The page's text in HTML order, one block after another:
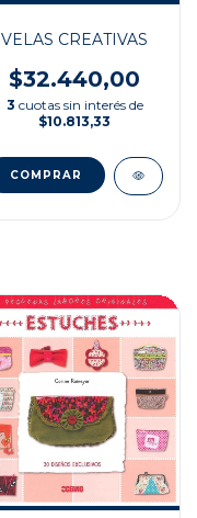
VELAS CREATIVAS
$32.440,00
3 cuotas sin interés de
$10.813,33